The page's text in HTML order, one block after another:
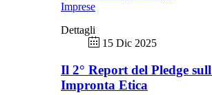
Imprese
Dettagli
15 Dic 2025
Il 2° Report del Pledge
Impronta Etica